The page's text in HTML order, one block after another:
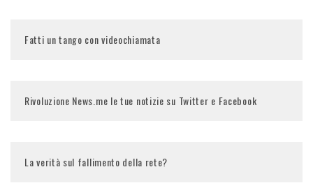
Fatti un tango con videochiamata
Rivoluzione News.me le tue notizie su Twitter e Facebook
La verità sul fallimento della rete?